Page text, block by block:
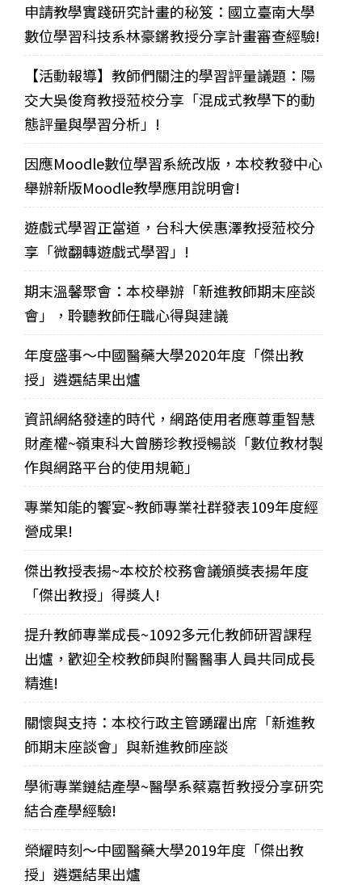
申請教學實踐研究計畫的秘笈：國立臺南大學
數位學習科技系林豪鏘教授分享計畫審查經驗!
【活動報導】教師們關注的學習評量議題：陽
交大吳俊育教授蒞校分享「混成式教學下的動
態評量與學習分析」!
因應Moodle數位學習系統改版，本校教發中心
舉辦新版Moodle教學應用說明會!
遊戲式學習正當道，台科大侯惠澤教授蒞校分
享「微翻轉遊戲式學習」!
期末溫馨聚會：本校舉辦「新進教師期末座談
會」，聆聽教師任職心得與建議
年度盛事～中國醫藥大學2020年度「傑出教
授」遴選結果出爐
資訊網絡發達的時代，網路使用者應尊重智慧
財產權~嶺東科大曾勝珍教授暢談「數位教材製
作與網路平台的使用規範」
專業知能的饗宴~教師專業社群發表109年度經
營成果!
傑出教授表揚~本校於校務會議頒獎表揚年度
「傑出教授」得獎人!
提升教師專業成長~1092多元化教師研習課程
出爐，歡迎全校教師與附醫醫事人員共同成長
精進!
關懷與支持：本校行政主管踴躍出席「新進教
師期末座談會」與新進教師座談
學術專業鏈結產學~醫學系蔡嘉哲教授分享研究
結合產學經驗!
榮耀時刻～中國醫藥大學2019年度「傑出教
授」遴選結果出爐